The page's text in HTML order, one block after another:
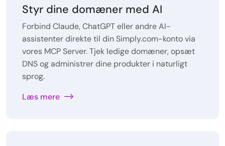
Styr dine domæner med AI
Forbind Claude, ChatGPT eller andre AI-
assistenter direkte til din Simply.com-konto via
vores MCP Server. Tjek ledige domæner, opsæt
DNS og administrer dine produkter i naturligt
sprog.
Læs mere